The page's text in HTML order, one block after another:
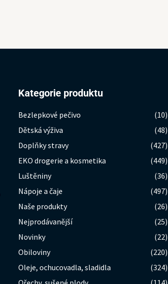
Kategorie produktu
Bezlepkové pečivo
(10)
Dětská výživa
(48)
Doplňky stravy
(427)
EKO drogerie a kosmetika
(449)
Luštěniny
(36)
Nápoje a čaje
(497)
Naše produkty
(26)
Nejprodávanější
(25)
Novinky
(22)
Obiloviny
(220)
Oleje, ochucovadla, sladidla
(324)